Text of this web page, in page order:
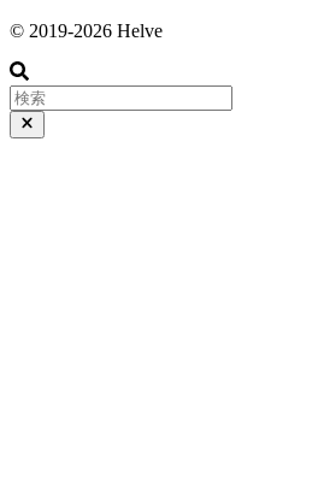
© 2019-2026 Helve